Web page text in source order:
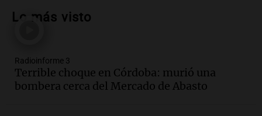
teléfono de Óscar González
Audio.Solicitan quiebra de Lebron
Group en medio de una investigación
por estafa piramidal millonaria
Lo más visto
Radioinforme 3
Terrible choque en Córdoba: murió una
bombera cerca del Mercado de Abasto